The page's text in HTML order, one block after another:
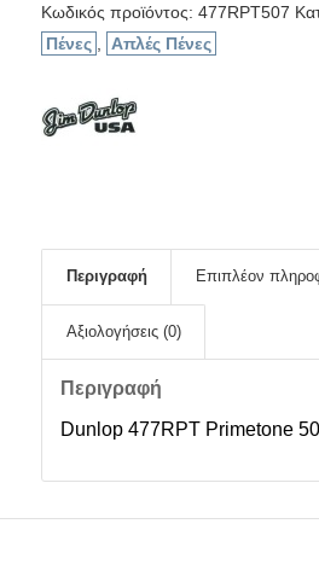
Κωδικός προϊόντος: 477RPT507
Πένες
Απλές Πένες
Περιγραφή Επιπλέον
Αξιολογήσεις (0)
Περιγραφή
Dunlop 477RPT Primetone